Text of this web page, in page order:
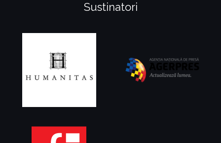
Sustinatori